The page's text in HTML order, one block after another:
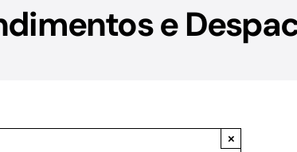
e
×